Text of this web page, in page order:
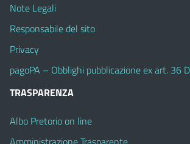
Note Legali
Responsabile del sito
Privacy
pagoPA – Obblighi pubblicazione ex art. 36
TRASPARENZA
Albo Pretorio on line